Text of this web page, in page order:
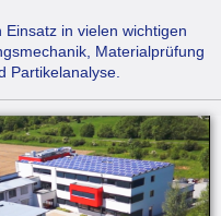
in vielen wichtigen
Materialprüfung
Partikelanalyse.